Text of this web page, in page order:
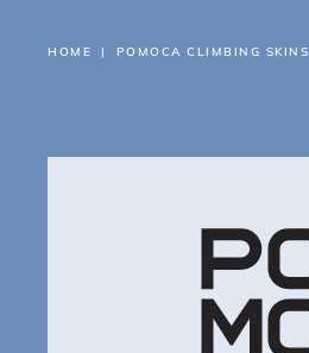
HOME POMOCA CLIMBING SKINS